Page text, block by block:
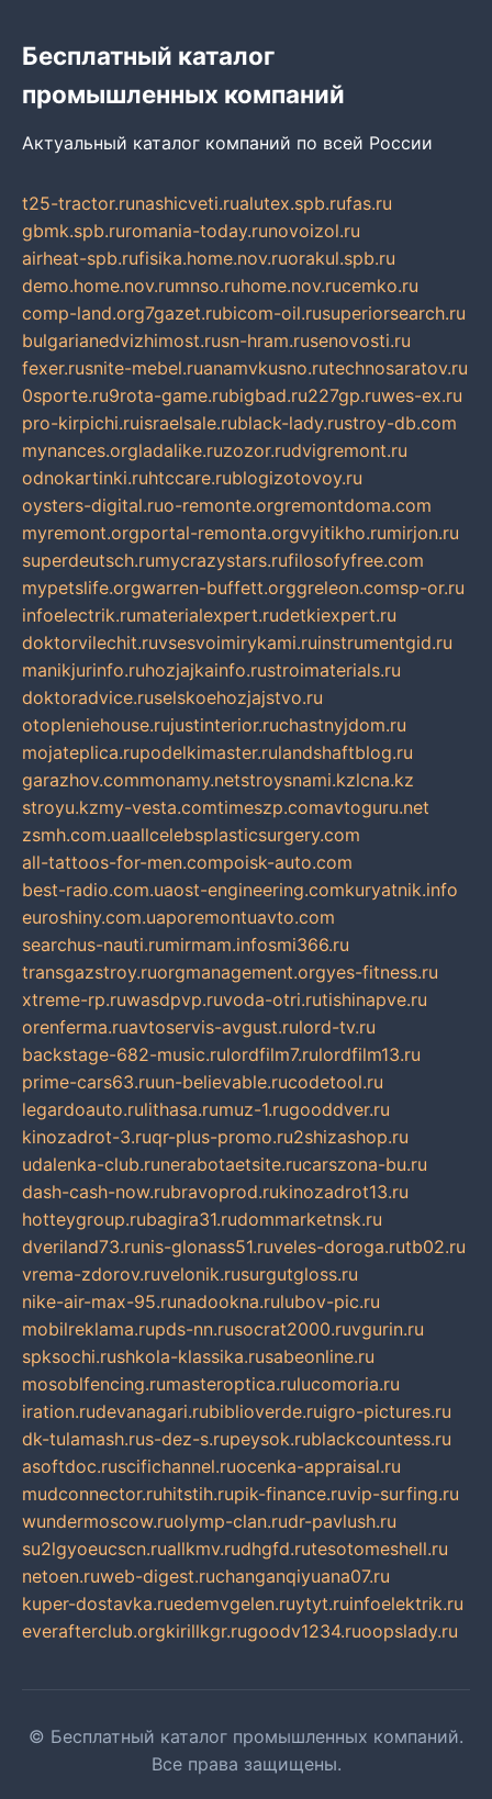
Бесплатный каталог
промышленных компаний
Актуальный каталог компаний по всей России
t25-tractor.runashicveti.rualutex.spb.rufas.ru
gbmk.spb.ruromania-today.runovoizol.ru
airheat-spb.rufisika.home.nov.ruorakul.spb.ru
demo.home.nov.rumnso.ruhome.nov.rucemko.ru
comp-land.org7gazet.rubicom-oil.rusuperiorsearch.ru
bulgarianedvizhimost.rusn-hram.rusenovosti.ru
fexer.rusnite-mebel.ruanamvkusno.rutechnosaratov.ru
0sporte.ru9rota-game.rubigbad.ru227gp.ruwes-ex.ru
pro-kirpichi.ruisraelsale.rublack-lady.rustroy-db.com
mynances.orgladalike.ruzozor.rudvigremont.ru
odnokartinki.ruhtccare.rublogizotovoy.ru
oysters-digital.ruo-remonte.orgremontdoma.com
myremont.orgportal-remonta.orgvyitikho.rumirjon.ru
superdeutsch.rumycrazystars.rufilosofyfree.com
mypetslife.orgwarren-buffett.orggreleon.comsp-or.ru
infoelectrik.rumaterialexpert.rudetkiexpert.ru
doktorvilechit.ruvsesvoimirykami.ruinstrumentgid.ru
manikjurinfo.ruhozjajkainfo.rustroimaterials.ru
doktoradvice.ruselskoehozjajstvo.ru
otopleniehouse.rujustinterior.ruchastnyjdom.ru
mojateplica.rupodelkimaster.rulandshaftblog.ru
garazhov.commonamy.netstroysnami.kzlcna.kz
stroyu.kzmy-vesta.comtimeszp.comavtoguru.net
zsmh.com.uaallcelebsplasticsurgery.com
all-tattoos-for-men.compoisk-auto.com
best-radio.com.uaost-engineering.comkuryatnik.info
euroshiny.com.uaporemontuavto.com
searchus-nauti.rumirmam.infosmi366.ru
transgazstroy.ruorgmanagement.orgyes-fitness.ru
xtreme-rp.ruwasdpvp.ruvoda-otri.rutishinapve.ru
orenferma.ruavtoservis-avgust.rulord-tv.ru
backstage-682-music.rulordfilm7.rulordfilm13.ru
prime-cars63.ruun-believable.rucodetool.ru
legardoauto.rulithasa.rumuz-1.rugooddver.ru
kinozadrot-3.ruqr-plus-promo.ru2shizashop.ru
udalenka-club.runerabotaetsite.rucarszona-bu.ru
dash-cash-now.rubravoprod.rukinozadrot13.ru
hotteygroup.rubagira31.rudommarketnsk.ru
dveriland73.runis-glonass51.ruveles-doroga.rutb02.ru
vrema-zdorov.ruvelonik.rusurgutgloss.ru
nike-air-max-95.runadookna.rulubov-pic.ru
mobilreklama.rupds-nn.rusocrat2000.ruvgurin.ru
spksochi.rushkola-klassika.rusabeonline.ru
mosoblfencing.rumasteroptica.rulucomoria.ru
iration.rudevanagari.rubiblioverde.ruigro-pictures.ru
dk-tulamash.rus-dez-s.rupeysok.rublackcountess.ru
asoftdoc.ruscifichannel.ruocenka-appraisal.ru
mudconnector.ruhitstih.rupik-finance.ruvip-surfing.ru
wundermoscow.ruolymp-clan.rudr-pavlush.ru
su2lgyoeucscn.ruallkmv.rudhgfd.rutesotomeshell.ru
netoen.ruweb-digest.ruchanganqiyuana07.ru
kuper-dostavka.ruedemvgelen.ruytyt.ruinfoelektrik.ru
everafterclub.orgkirillkgr.rugoodv1234.ruoopslady.ru
© Бесплатный каталог промышленных компаний.
Все права защищены.